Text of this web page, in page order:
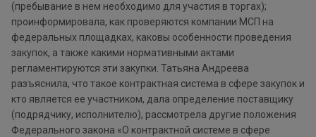
(пребывание в нем необходимо для участия в торгах);
проинформировала, как проверяются компании МСП на
федеральных площадках, каковы особенности проведения
закупок, а также какими нормативными актами
регламентируются эти закупки. Татьяна Андреева
разъяснила, что такое контрактная система в сфере закупок и
кто является ее участником, дала определение поставщику
(подрядчику, исполнителю), рассмотрела другие положения
Федерального закона «О контрактной системе в сфере